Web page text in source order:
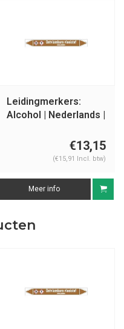
Leidingmerkers:
Alcohol | Nederlands |
€13,15
(€15,91 Incl. btw)
Meer info